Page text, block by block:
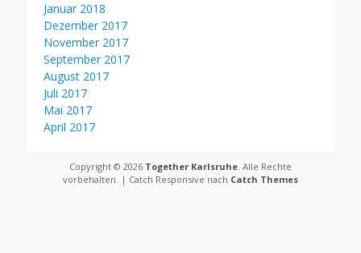
Januar 2018
Dezember 2017
November 2017
September 2017
August 2017
Juli 2017
Mai 2017
April 2017
Copyright © 2026 Together Karlsruhe. Alle Rechte
vorbehalten. | Catch Responsive nach Catch Themes